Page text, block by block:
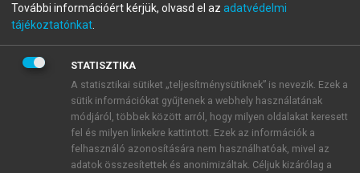
A regisztráció után apróbaidőszakautomatikusan
BELÉPÉS SAJÁT FIÓKKAL
ÚJ FIÓK LÉTREHOZÁSA
1 óra díjmentes hozzáférés
További információért kérjük, olvasd el az adatvédelmi
tájékoztatónkat
STATISZTIKA
A statisztikai sütiket „teljesítménysütiknek” is nevezik. Ezek a
sütik információkat gyűjtenek a webhely használatának
módjáról, többek között arról, hogy milyen oldalakat keresett
fel és milyen linkekre kattintott. Ezek az információk a
felhasználó azonosítására nem használhatóak, mivel az
adatok összesítettek és anonimizáltak. Céljuk kizárólag a